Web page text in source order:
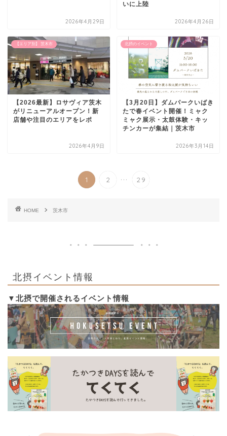
2026年4月29日
いに上陸
2026年4月26日
【エリア別】 茨木市
【2026最新】ロサヴィア茨木
がリニューアルオープン！新
店舗や注目のエリアをレポ
2026年4月9日
北摂のイベント
【3月20日】ダムパークいばき
たで春イベント開催！ミャク
ミャク展示・太鼓体験・キッ
チンカーが集結｜茨木市
2026年3月14日
1 2 ... 29
HOME 茨木市
北摂イベント情報
▼北摂で開催されるイベント情報